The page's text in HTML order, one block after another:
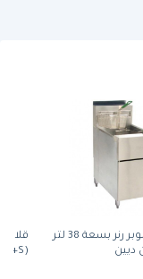
قلاية الغاز سوبر رنر بسعة 38 لتر
(35C+S) من بتكو